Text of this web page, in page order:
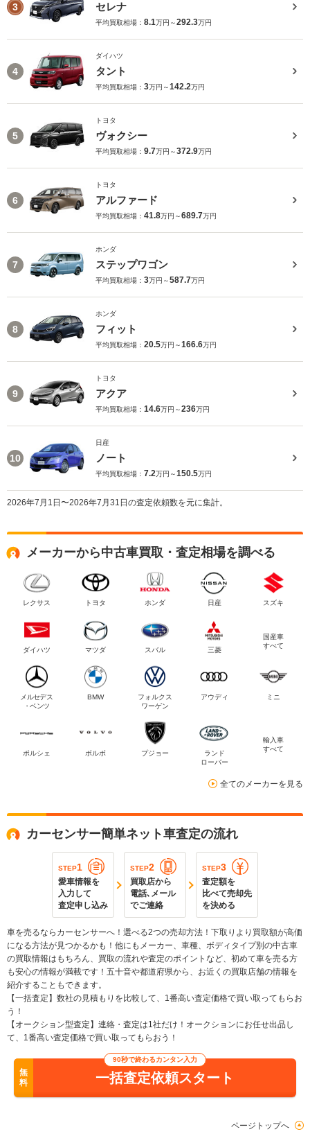
3 セレナ
平均買取相場： 8.1万円～292.3万円
4
ダイハツ
タント
平均買取相場： 3万円～142.2万円
5
トヨタ
ヴォクシー
平均買取相場： 9.7万円～372.9万円
6
トヨタ
アルファード
平均買取相場： 41.8万円～689.7万円
7
ホンダ
ステップワゴン
平均買取相場： 3万円～587.7万円
8
ホンダ
フィット
平均買取相場： 20.5万円～166.6万円
9
トヨタ
アクア
平均買取相場： 14.6万円～236万円
10
日産
ノート
平均買取相場： 7.2万円～150.5万円
2026年7月1日〜2026年7月31日の査定依頼数を元に集計。
メーカーから中古車買取・査定相場を調べる
レクサス トヨタ ホンダ 日産 スズキ
ダイハツ マツダ スバル 三菱
国産車
すべて
メルセデス
・ベンツ
BMW
フォルクス
ワーゲン
アウディ ミニ
ポルシェ ボルボ プジョー
ランド
ローバー
輸入車
すべて
全てのメーカーを見る
カーセンサー簡単ネット車査定の流れ
STEP1
愛車情報を
入力して
査定申し込み
STEP2
買取店から
電話､メール
でご連絡
STEP3
査定額を
比べて売却先
を決める
車を売るならカーセンサーへ！選べる2つの売却方法！下取りより買取額が高価
になる方法が見つかるかも！他にもメーカー、車種、ボディタイプ別の中古車
の買取情報はもちろん、買取の流れや査定のポイントなど、初めて車を売る方
も安心の情報が満載です！五十音や都道府県から、お近くの買取店舗の情報を
紹介することもできます。
【一括査定】数社の見積もりを比較して、1番高い査定価格で買い取ってもらお
う！
【オークション型査定】連絡・査定は1社だけ！オークションにお任せ出品し
て、1番高い査定価格で買い取ってもらおう！
無
料
90秒で終わるカンタン入力
一括査定依頼スタート
ページトップへ